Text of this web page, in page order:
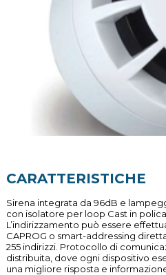
CARATTERISTICHE
Sirena integrata da 96dB e
con isolatore per loop Cast in
L’indirizzamento può essere
CAPROG o smart-addressing
255 indirizzi. Protocollo di
distribuita, dove ogni dispositivo
una migliore risposta e